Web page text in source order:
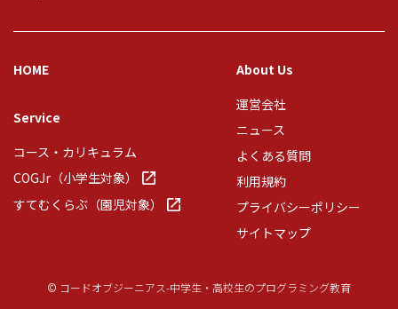
HOME
Service
コース・カリキュラム
COGJr（小学生対象）
すてむくらぶ（園児対象）
About Us
運営会社
ニュース
よくある質問
利用規約
プライバシーポリシー
サイトマップ
© コードオブジーニアス-中学生・高校生のプログラミング教育